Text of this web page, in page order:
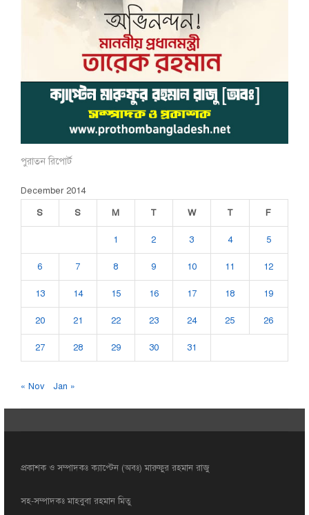
পুরাতন রিপোর্ট
December 2014
S
S M T W T F
1 2 3 4 5
6 7 8 9 10 11 12
13 14 15 16 17 18 19
20 21 22 23 24 25 26
27 28 29 30 31
« Nov Jan »
প্রকাশক ও সম্পাদকঃ ক্যাপ্টেন (অবঃ) মারুফুর রহমান রাজু
সহ-সম্পাদকঃ মাহবুবা রহমান মিতু